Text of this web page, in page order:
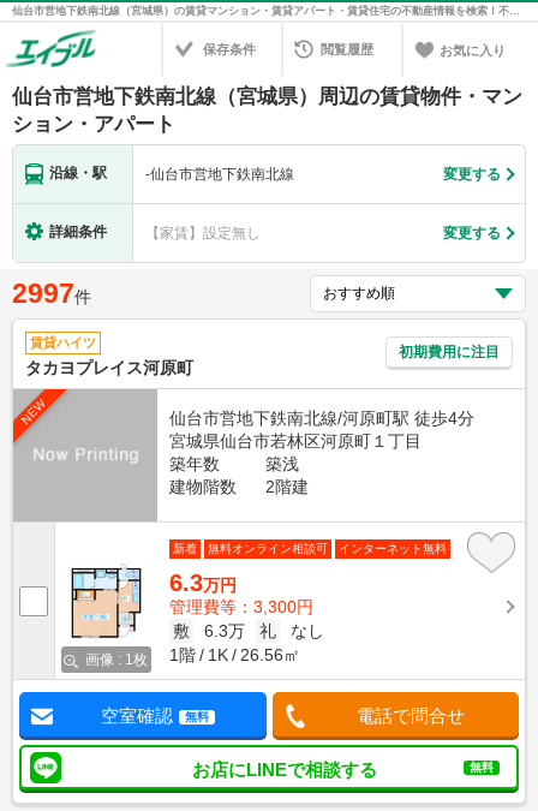
仙台市営地下鉄南北線（宮城県）の賃貸マンション・賃貸アパート・賃貸住宅の不動産情報を検索！不動産賃貸の物件探しは、お部屋探しのエイブル
保存条件 閲覧履歴 お気に入り
仙台市営地下鉄南北線（宮城県）周辺の賃貸物件・マン
ション・アパート
沿線・駅 -仙台市営地下鉄南北線 変更する
詳細条件 【家賃】設定無し 変更する
2997件
賃貸ハイツ
タカヨプレイス河原町
初期費用に注目
NEW
仙台市営地下鉄南北線/河原町駅 徒歩4分
宮城県仙台市若林区河原町１丁目
築年数
築浅
建物階数
2階建
画像 : 1枚
新着 無料オンライン相談可 インターネット無料
6.3万円
管理費等：3,300円
敷
6.3万 礼
なし
1階
1K 26.56㎡
空室確認 無料 電話で問合せ
お店にLINEで相談する 無料